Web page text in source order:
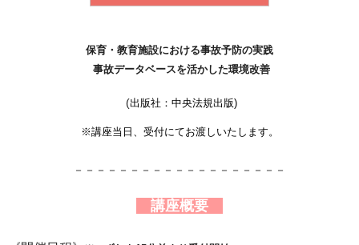
保育・教育施設における事故予防の実践
事故データベースを活かした環境改善
(出版社：中央法規出版)
※講座当日、受付にてお渡しいたします。
－－－－－－－－－－－－－－－－－－－
講座概要